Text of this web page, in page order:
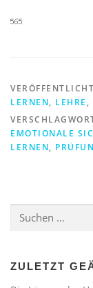
LERNEN, LEHRE ,
EMOTIONALE
LERNEN,
nach:
ZULETZT